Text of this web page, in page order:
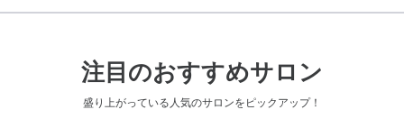
注目のおすすめサロン
盛り上がっている人気のサロンをピックアップ！